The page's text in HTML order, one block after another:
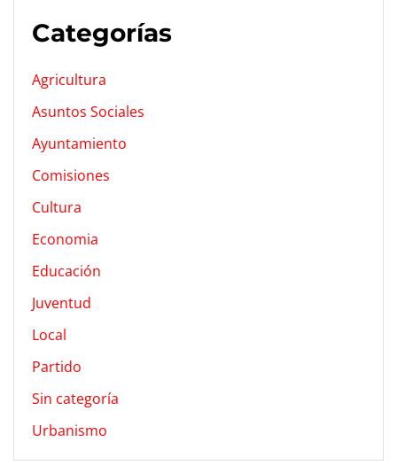
Categorías
Agricultura
Asuntos Sociales
Ayuntamiento
Comisiones
Cultura
Economia
Educación
Juventud
Local
Partido
Sin categoría
Urbanismo